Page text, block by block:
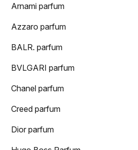
Arnami parfum
Azzaro parfum
BALR. parfum
BVLGARI parfum
Chanel parfum
Creed parfum
Dior parfum